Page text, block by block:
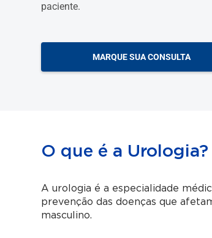
paciente.
MARQUE SUA CONSULTA
O que é a Urologia?
A urologia é a especialidade
prevenção das doenças que
masculino.